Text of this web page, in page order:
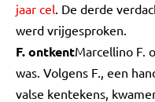
jaar cel. De derde
werd vrijgesproken.
F. ontkentMarcellino F.
was. Volgens F., een
valse kentekens,